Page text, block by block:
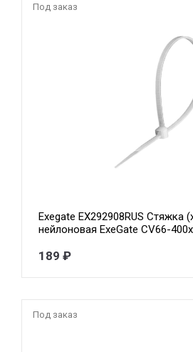
Под заказ
Exegate EX292908RUS Стяжка
нейлоновая ExeGate CV66-
-40°C - +85°C, белая, 100 шт)
189 ₽
Под заказ